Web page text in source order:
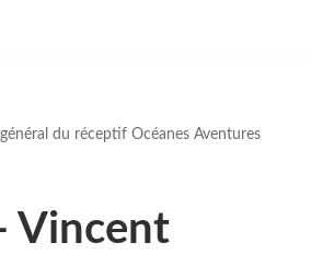
du réceptif Océanes Aventures
Vincent